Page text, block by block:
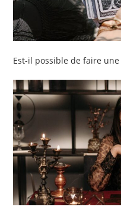
Est-il possible de faire